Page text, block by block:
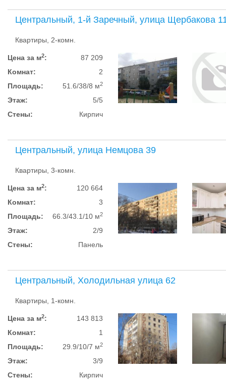
Центральный, 1-й Заречный, улица Щербакова
Квартиры, 2-комн.
Цена за м2:
87 209
Комнат:
2
Площадь:
51.6/38/8 м2
Этаж:
5/5
Стены:
Кирпич
Центральный, улица Немцова 39
Квартиры, 3-комн.
Цена за м2:
120 664
Комнат:
3
Площадь:
66.3/43.1/10 м2
Этаж:
2/9
Стены:
Панель
Центральный, Холодильная улица 62
Квартиры, 1-комн.
Цена за м2:
143 813
Комнат:
1
Площадь:
29.9/10/7 м2
Этаж:
3/9
Стены:
Кирпич